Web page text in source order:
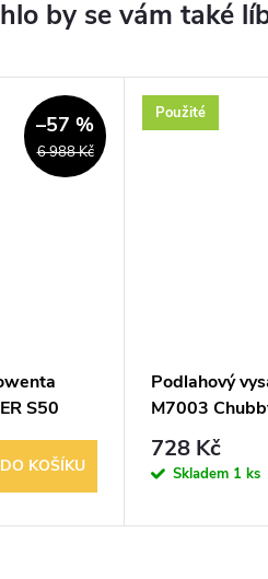
6 988 Kč
–57 %
S50
DO KOŠÍKU
Použité
Podlahový
M7003
728 Kč
Skladem 1 ks